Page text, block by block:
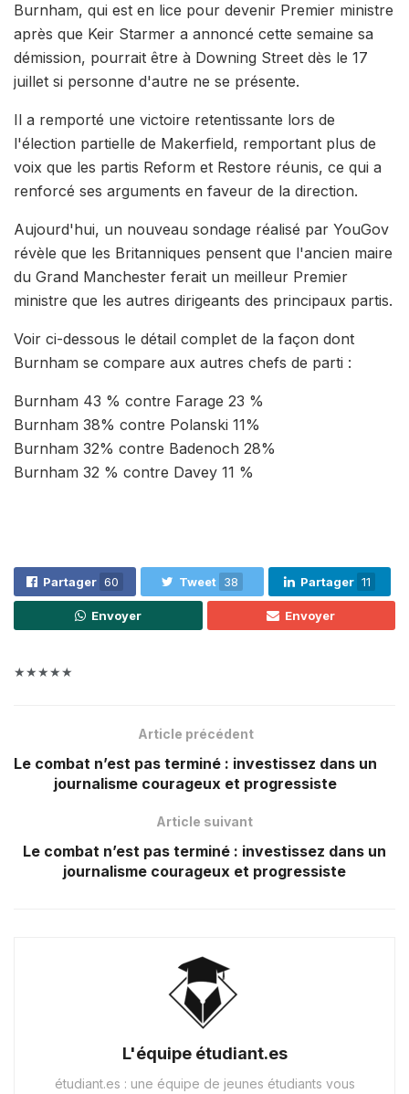
Burnham, qui est en lice pour devenir Premier ministre
après que Keir Starmer a annoncé cette semaine sa
démission, pourrait être à Downing Street dès le 17
juillet si personne d'autre ne se présente.
Il a remporté une victoire retentissante lors de
l'élection partielle de Makerfield, remportant plus de
voix que les partis Reform et Restore réunis, ce qui a
renforcé ses arguments en faveur de la direction.
Aujourd'hui, un nouveau sondage réalisé par YouGov
révèle que les Britanniques pensent que l'ancien maire
du Grand Manchester ferait un meilleur Premier
ministre que les autres dirigeants des principaux partis.
Voir ci-dessous le détail complet de la façon dont
Burnham se compare aux autres chefs de parti :
Burnham 43 % contre Farage 23 %
Burnham 38% contre Polanski 11%
Burnham 32% contre Badenoch 28%
Burnham 32 % contre Davey 11 %
Partager 60 Tweet 38 Partager 11
Envoyer Envoyer
★★★★★
Article précédent
Le combat n’est pas terminé : investissez dans un
journalisme courageux et progressiste
Article suivant
Le combat n’est pas terminé : investissez dans un
journalisme courageux et progressiste
L'équipe étudiant.es
étudiant.es : une équipe de jeunes étudiants vous